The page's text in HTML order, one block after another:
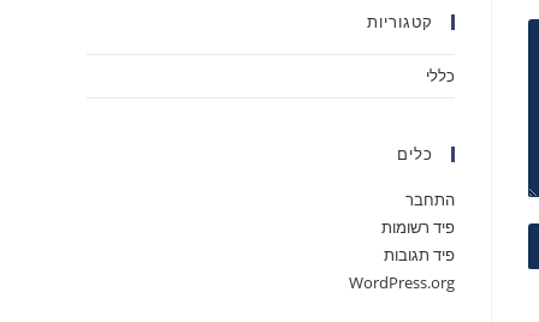
קטגוריות
כללי
כלים
התחבר
פיד רשומות
פיד תגובות
WordPress.org